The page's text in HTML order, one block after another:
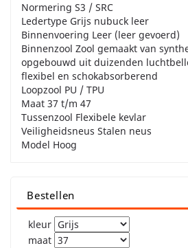
Normering S3 / SRC
Ledertype Grijs nubuck leer
Binnenvoering Leer (leer gevoerd)
Binnenzool Zool gemaakt van
opgebouwd uit duizenden
flexibel en schokabsorberend
Loopzool PU / TPU
Maat 37 t/m 47
Tussenzool Flexibele kevlar
Veiligheidsneus Stalen neus
Model Hoog
Bestellen
kleur
maat